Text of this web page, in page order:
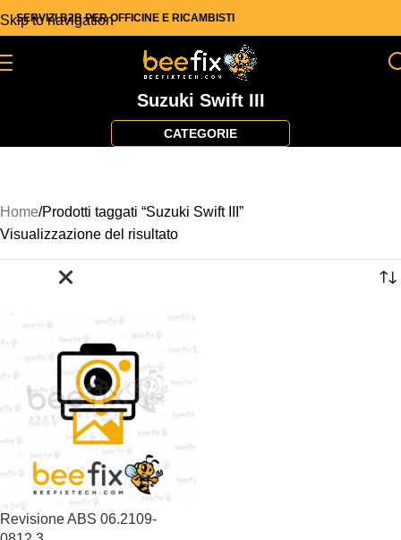
Skip to navigation
SERVIZI B2B PER OFFICINE E RICAMBISTI
Suzuki Swift III
Home Prodotti taggati “Suzuki Swift III”
Visualizzazione del risultato
Revisione ABS 06.2109-